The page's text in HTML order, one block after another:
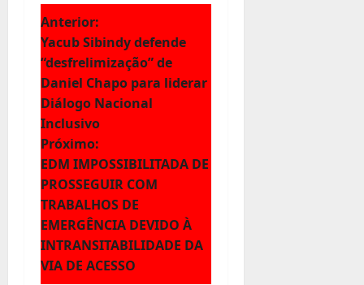
N
a
v
e
g
a
ç
ã
Anterior:
Yacub Sibindy defende
“desfrelimização” de
Daniel Chapo para liderar
Diálogo Nacional
Inclusivo
Próximo:
EDM IMPOSSIBILITADA DE
PROSSEGUIR COM
TRABALHOS DE
EMERGÊNCIA DEVIDO À
INTRANSITABILIDADE DA
VIA DE ACESSO